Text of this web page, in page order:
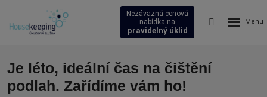
Nezávazná cenová
nabídka na
pravidelný úklid
Vyhledávání
Rozbalení
Je léto, ideální čas na čištění
podlah. Zařídíme vám ho!